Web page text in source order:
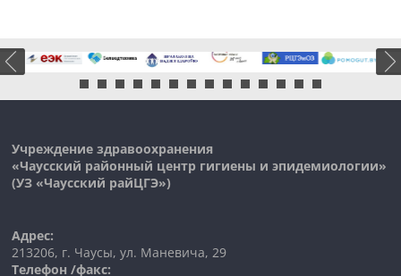
Учреждение здравоохранения
«Чаусский районный центр гигиены и эпидемиологии»
(УЗ «Чаусский райЦГЭ»)
Адрес:
213206, г. Чаусы, ул. Маневича, 29
Телефон /факс: